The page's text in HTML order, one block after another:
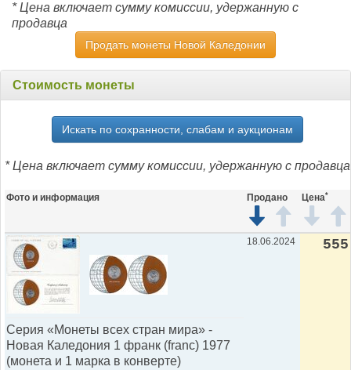
* Цена включает сумму комиссии, удержанную с
продавца
Продать монеты Новой Каледонии
Стоимость монеты
Искать по сохранности, слабам и аукционам
* Цена включает сумму комиссии, удержанную с продавца
Фото и информация Продано Цена*
Серия «Монеты всех стран мира» -
Новая Каледония 1 франк (franc) 1977
(монета и 1 марка в конверте)
18.06.2024 555